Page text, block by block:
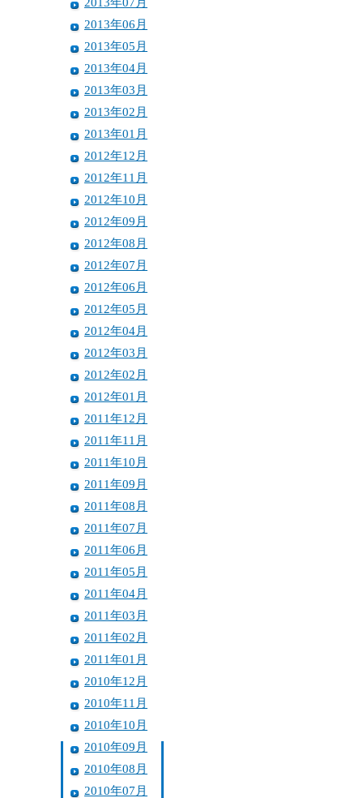
2013年06月
2013年05月
2013年04月
2013年03月
2013年02月
2013年01月
2012年12月
2012年11月
2012年10月
2012年09月
2012年08月
2012年07月
2012年06月
2012年05月
2012年04月
2012年03月
2012年02月
2012年01月
2011年12月
2011年11月
2011年10月
2011年09月
2011年08月
2011年07月
2011年06月
2011年05月
2011年04月
2011年03月
2011年02月
2011年01月
2010年12月
2010年11月
2010年10月
2010年09月
2010年08月
2010年07月